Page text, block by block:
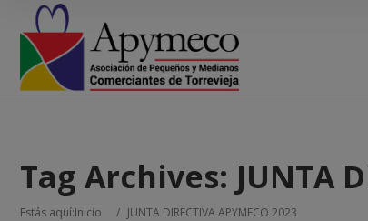
Tag Archives: JUNTA
Estás aquí:Inicio / JUNTA DIRECTIVA APYMECO 2023